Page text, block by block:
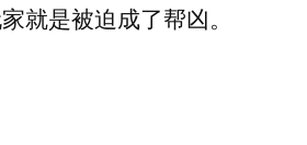
就是被迫成了帮凶。